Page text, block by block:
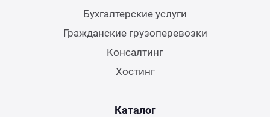
Бухгалтерские услуги
Гражданские грузоперевозки
Консалтинг
Хостинг
Каталог